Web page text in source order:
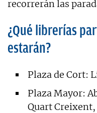
recorrerán las
¿Qué librerías
estarán?
Plaza de Cort:
Plaza Mayor:
Quart